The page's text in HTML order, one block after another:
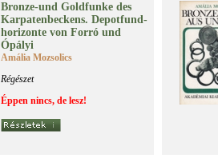
Bron­ze-und Gold­fun­ke des
Kar­pa­ten­bec­kens. De­pot­fund­
ho­ri­zon­te von For­ró und
Ópá­lyi
Amália Mozsolics
Régészet
Éppen nincs, de lesz!